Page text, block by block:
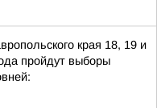
края 18, 19 и
пройдут выборы